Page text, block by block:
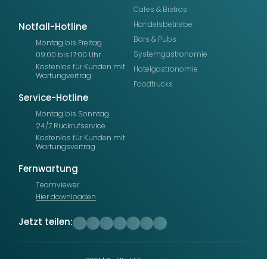
Cafes & Bistros
Handelsbetriebe
Bars & Pubs
Systemgastronomie
Hotelgastronomie
Foodtrucks
Notfall-Hotline
Montag bis Freitag
09:00 bis 17:00 Uhr
Kostenlos für Kunden mit
Wartungvertrag
Service-Hotline
Montag bis Sonntag
24/7 Rückrufservice
Kostenlos für Kunden mit
Wartungsvertrag
Fernwartung
Teamviewer
Hier downloaden
Jetzt teilen: